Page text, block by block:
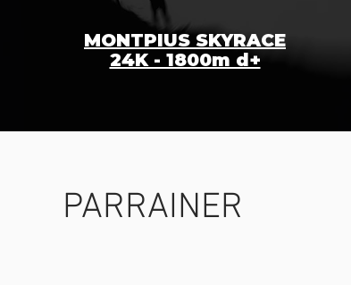
MONTPIUS SKYRACE
24K - 1800m d+
PARRAINER